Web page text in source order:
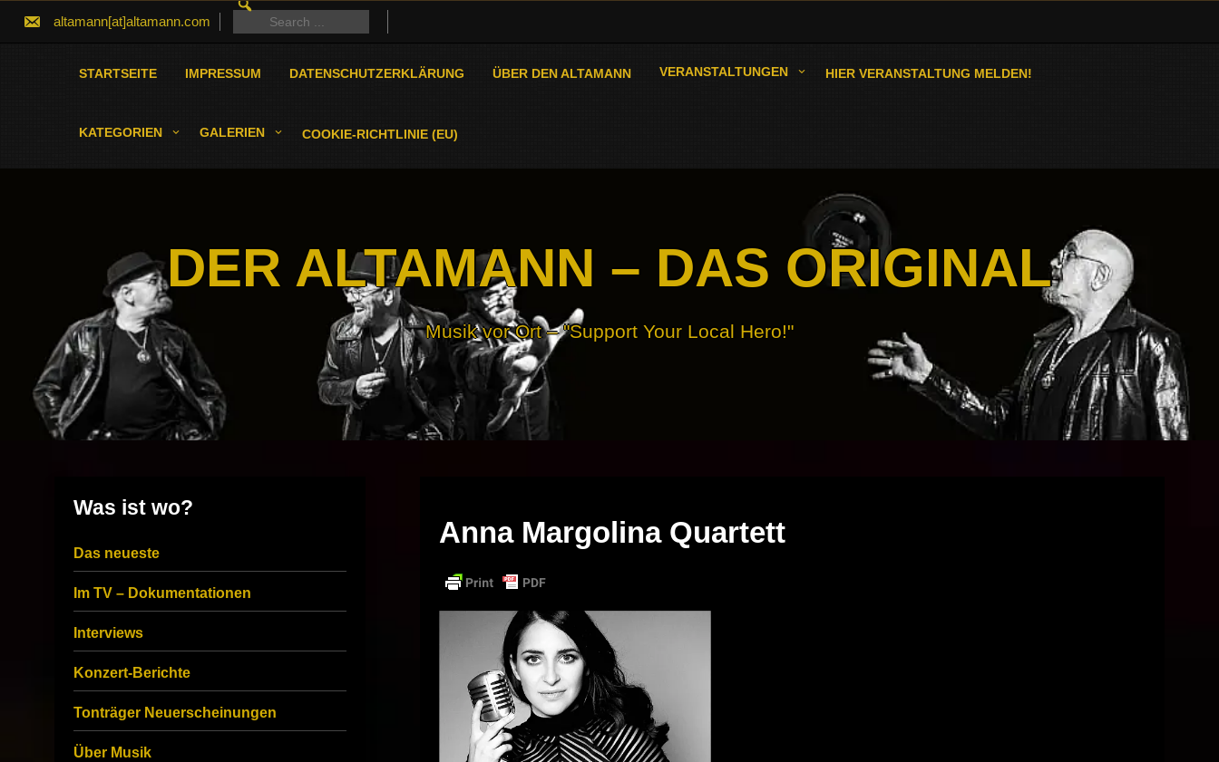
altamann[at]altamann.com
FOR:
Search
for:
STARTSEITE IMPRESSUM DATENSCHUTZERKLÄRUNG ÜBER DEN ALTAMANN VERANSTALTUNGEN HIER VERANSTALTUNG MELDEN!
KATEGORIEN GALERIEN COOKIE-RICHTLINIE (EU)
DER ALTAMANN – DAS ORIGINAL
Musik vor Ort – "Support Your Local Hero!"
Anna Margolina Quartett
Was ist wo?
Das neueste
Im TV – Dokumentationen
Interviews
Konzert-Berichte
Tonträger Neuerscheinungen
Über Musik